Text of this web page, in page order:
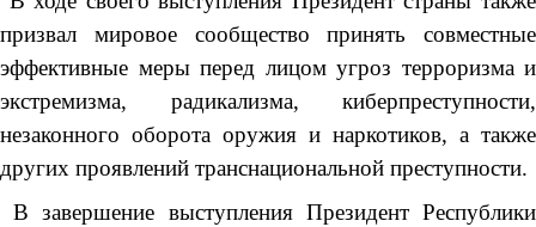
призвал мировое сообщество принять совместные
эффективные меры перед лицом угроз терроризма и
экстремизма, радикализма, киберпреступности,
незаконного оборота оружия и наркотиков, а также
других проявлений транснациональной преступности.
В завершение выступления Президент Республики